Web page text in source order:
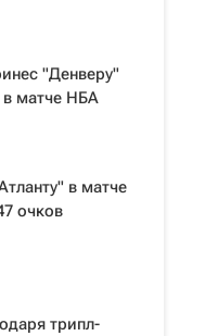
"Денверу"
матче НБА
в матче
очков
трипл-